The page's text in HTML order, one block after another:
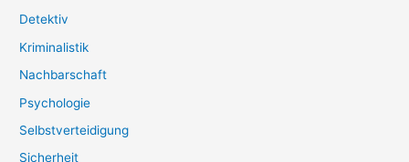
Detektiv
Kriminalistik
Nachbarschaft
Psychologie
Selbstverteidigung
Sicherheit